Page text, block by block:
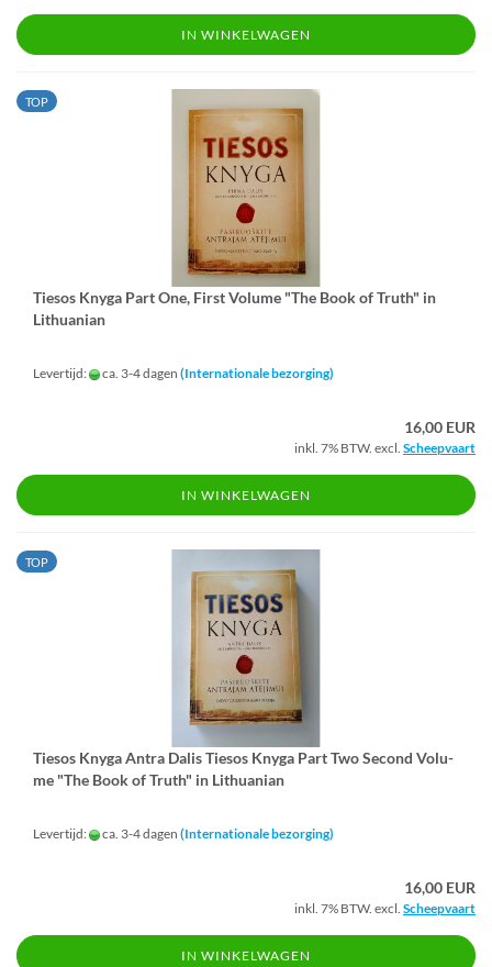
IN WINKELWAGEN
TOP
Tiesos Knyga Part One, First Vo­lu­me "The Book of Truth" in
Lithu­a­ni­an
Levertijd: ca. 3-4 dagen (Internationale bezorging)
16,00 EUR
inkl. 7% BTW. excl. Scheepvaart
IN WINKELWAGEN
TOP
Tiesos Knyga Antra Dalis Tiesos Knyga Part Two Se­cond Vo­lu­
me "The Book of Truth" in Lithu­a­ni­an
Levertijd: ca. 3-4 dagen (Internationale bezorging)
16,00 EUR
inkl. 7% BTW. excl. Scheepvaart
IN WINKELWAGEN